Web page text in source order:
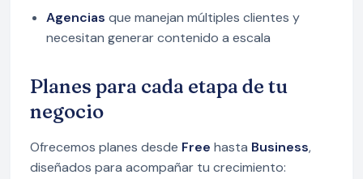
Agencias que manejan múltiples clientes y
necesitan generar contenido a escala
Planes para cada etapa de tu
negocio
Ofrecemos planes desde Free hasta Business,
diseñados para acompañar tu crecimiento: